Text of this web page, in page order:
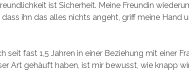
ist Sicherheit. Meine Freundin
ihn das alles nichts angeht, griff meine Hand
seit fast 1,5 Jahren in einer Beziehung mit einer
Art gehäuft haben, ist mir bewusst, wie knapp